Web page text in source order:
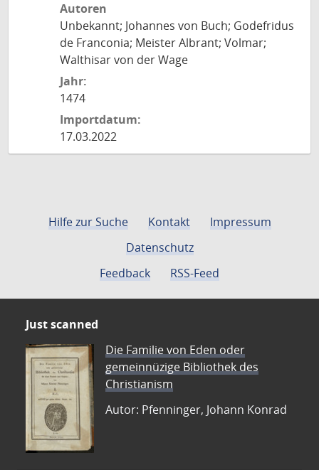
Autoren
Unbekannt; Johannes von Buch; Godefridus
de Franconia; Meister Albrant; Volmar;
Walthisar von der Wage
Jahr:
1474
Importdatum:
17.03.2022
Hilfe zur Suche Kontakt
Impressum
Datenschutz
Feedback
RSS-Feed
Just scanned
Die Familie von Eden oder
gemeinnüzige Bibliothek des
Christianism
Autor: Pfenninger, Johann Konrad